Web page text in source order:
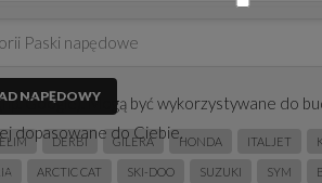
NAPĘDOWY
DERBI GILERA HONDA ITALJET
ARCTIC CAT SKI-DOO SUZUKI SYM
Google). Mogą być wykorzystywane do
dopasowane do Ciebie.